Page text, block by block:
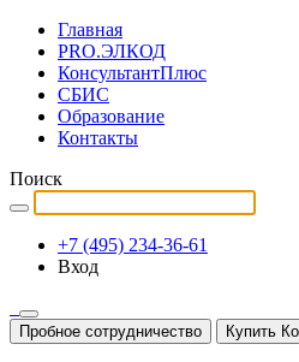
Главная
PRO.ЭЛКОД
КонсультантПлюс
СБИС
Образование
Контакты
Поиск
+7 (495) 234-36-61
Вход
Пробное сотрудничество Купить